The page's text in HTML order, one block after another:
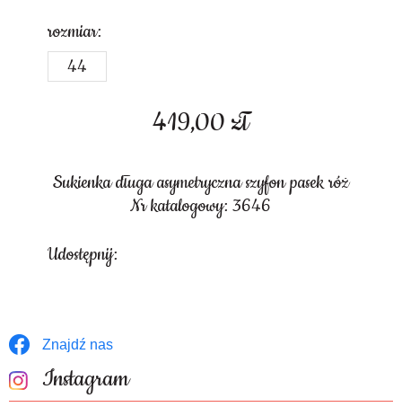
419,00 zł
rozmiar:
44
Sukienka długa asymetryczna szyfon pasek róż
Nr katalogowy: 3646
Udostępnij:
Znajdź nas
Instagram